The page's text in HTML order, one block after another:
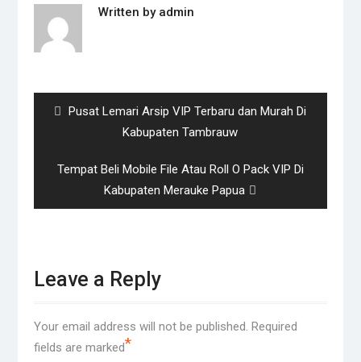
Written by admin
Previous
Pusat Lemari Arsip VIP Terbaru dan Murah Di
Kabupaten Tambrauw
Next
Tempat Beli Mobile File Atau Roll O Pack VIP Di
Kabupaten Merauke Papua
Leave a Reply
Your email address will not be published. Required
fields are marked*